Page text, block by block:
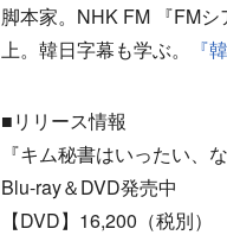
脚本家。NHK FM 『FM
上。韓日字幕も学ぶ。
『
■リリース情報
『キム秘書はいったい、
Blu-ray＆DVD発売中
【DVD】16,200（税別）